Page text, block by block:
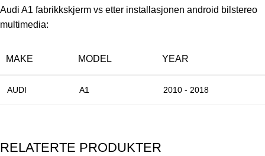
Audi A1 fabrikkskjerm vs etter installasjonen android bilstereo
multimedia:
MAKE MODEL YEAR
AUDI A1 2010 - 2018
RELATERTE PRODUKTER